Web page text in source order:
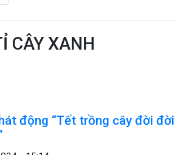
CÂY XANH
động “Tết trồng cây đời đời